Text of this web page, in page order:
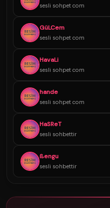
sesli sohpet com
GüLCem
sesli sohpet com
HavaLi
sesli sohpet com
hande
sesli sohpet com
HaSReT
sesli sohbettir
ßengu
sesli sohbettir